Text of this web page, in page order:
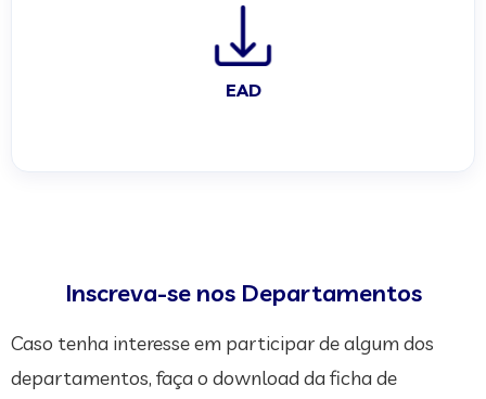
EAD
Inscreva-se nos Departamentos
Caso tenha interesse em participar de algum dos
departamentos, faça o download da ficha de